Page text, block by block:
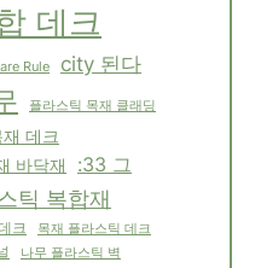
데크
Rule city 된다
플라스틱 목재 클래딩
데크
바닥재 :33 그
틱 복합재
크 목재 플라스틱 데크
나무 플라스틱 벽